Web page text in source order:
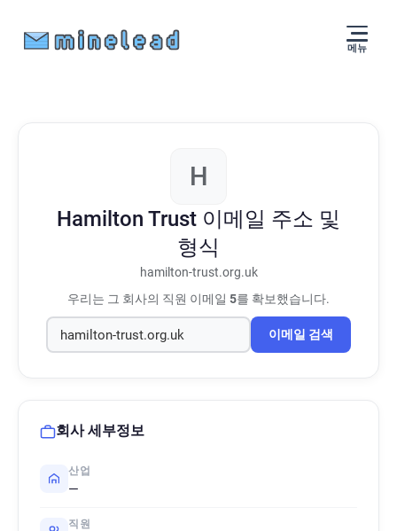
메뉴
H
Hamilton Trust 이메일 주소 및
형식
hamilton-trust.org.uk
우리는 그 회사의 직원 이메일 5를 확보했습니다.
이메일 검색
회사 세부정보
산업
—
직원